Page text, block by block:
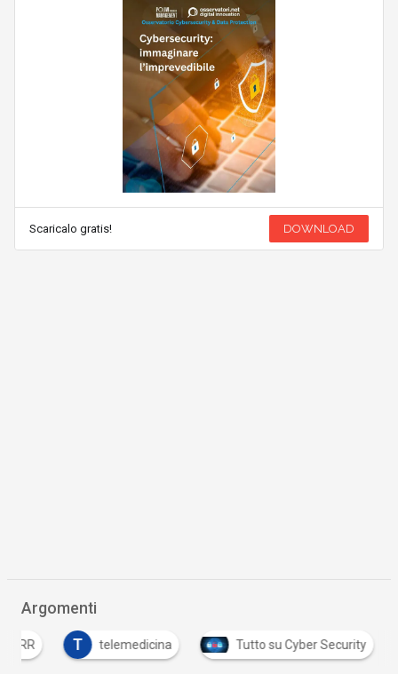
Scaricalo gratis! DOWNLOAD
Argomenti
T telemedicina Tutto su Cyber Security